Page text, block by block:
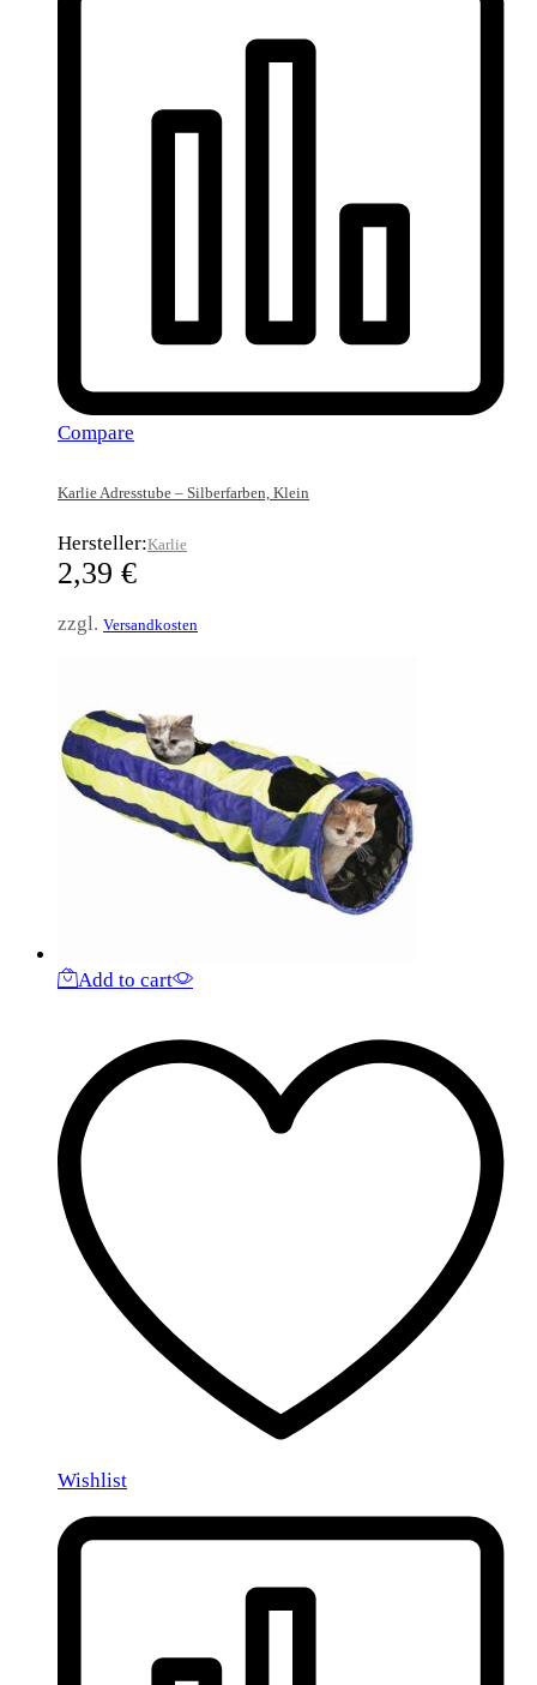
Compare
Karlie Adresstube – Silberfarben, Klein
Hersteller:Karlie
2,39 €
zzgl. Versandkosten
Add to cart
Wishlist